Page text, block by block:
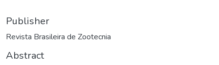
Publisher
Revista Brasileira de Zootecnia
Abstract